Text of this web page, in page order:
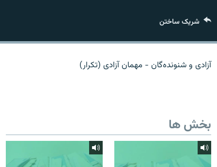
همۀ سایت‌های رادیو آزادی/ رادیو اروپای آزاد
شریک ساختن
آزادی و شنونده‌گان - مهمان آزادی (تکرار)
بخش ها